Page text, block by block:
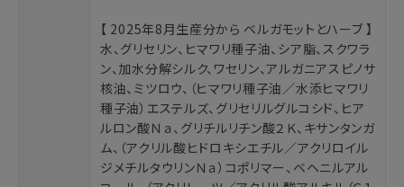
【 2025年8月生産分から ベルガモットとハーブ 】
水、グリセリン、ヒマワリ種子油、シア脂、スクワラ
ン、加水分解シルク、ワセリン、アルガニアスピノサ
核油、ミツロウ、（ヒマワリ種子油／水添ヒマワリ
種子油）エステルズ、グリセリルグルコシド、ヒア
ルロン酸Ｎａ、グリチルリチン酸２Ｋ、キサンタンガ
ム、（アクリル酸ヒドロキシエチル／アクリロイル
ジメチルタウリンＮａ）コポリマー、ベヘニルアル